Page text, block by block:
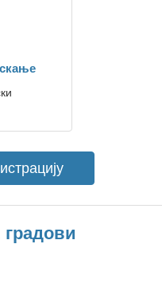
градови